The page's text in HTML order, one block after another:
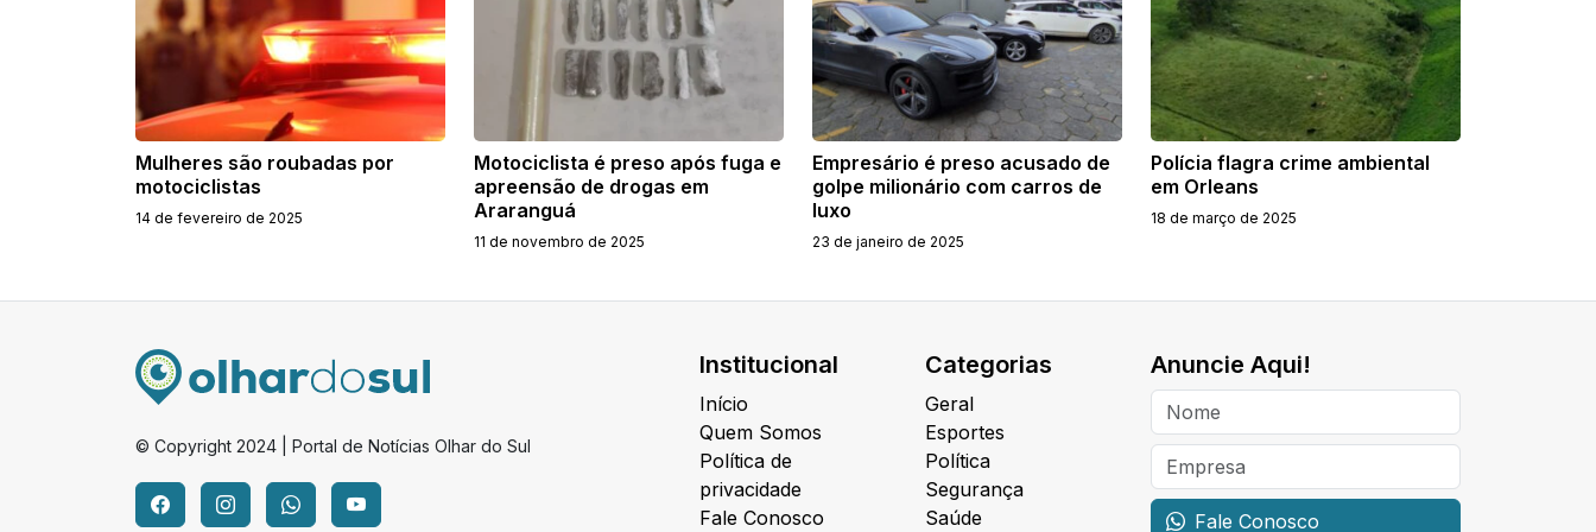
Mulheres são roubadas por
motociclistas
14 de fevereiro de 2025
Motociclista é preso após fuga e
apreensão de drogas em
Araranguá
11 de novembro de 2025
Empresário é preso acusado de
golpe milionário com carros de
luxo
23 de janeiro de 2025
Polícia flagra crime ambiental
em Orleans
18 de março de 2025
© Copyright 2024 | Portal de Notícias Olhar do Sul
Institucional
Início
Quem Somos
Política de
privacidade
Fale Conosco
Categorias
Geral
Esportes
Política
Segurança
Saúde
Anuncie Aqui!
Fale Conosco